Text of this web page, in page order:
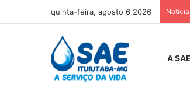
quinta-feira, agosto 6 2026
A SAE